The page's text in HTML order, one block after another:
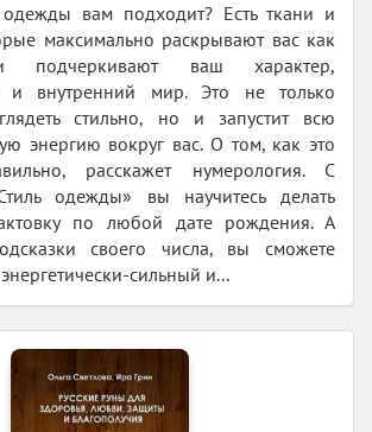
одежды вам подходит? Есть ткани и
максимально раскрывают вас как
подчеркивают ваш характер,
и внутренний мир. Это не только
стильно, но и запустит всю
энергию вокруг вас. О том, как это
расскажет нумерология. С
одежды» вы научитесь делать
по любой дате рождения. А
своего числа, вы сможете
сильный и...